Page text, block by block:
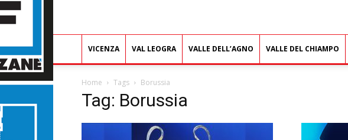
VICENZA VAL LEOGRA VALLE DELL’AGNO VALLE DEL CHIAMPO
Home Tags Borussia
Tag: Borussia